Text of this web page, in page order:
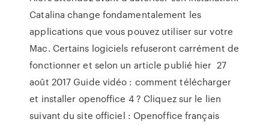
Catalina change fondamentalement les
applications que vous pouvez utiliser sur votre
Mac. Certains logiciels refuseront carrément de
fonctionner et selon un article publié hier 27
août 2017 Guide vidéo : comment télécharger
et installer openoffice 4 ? Cliquez sur le lien
suivant du site officiel : Openoffice français